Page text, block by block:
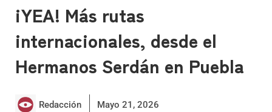
¡YEA! Más rutas
internacionales, desde el
Hermanos Serdán en Puebla
Redacción Mayo 21, 2026